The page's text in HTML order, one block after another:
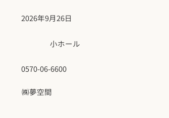
2026年9月26日
小ホール
0570-06-6600
㈱夢空間